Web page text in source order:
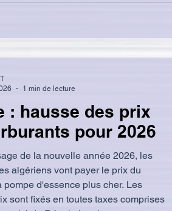
le nord du pays et dont les travaux
: hausse des prix
pour 2026
de la nouvelle année 2026, les
algériens vont payer le prix du
pompe d'essence plus cher. Les
sont fixés en toutes taxes comprises
1 min de lecture